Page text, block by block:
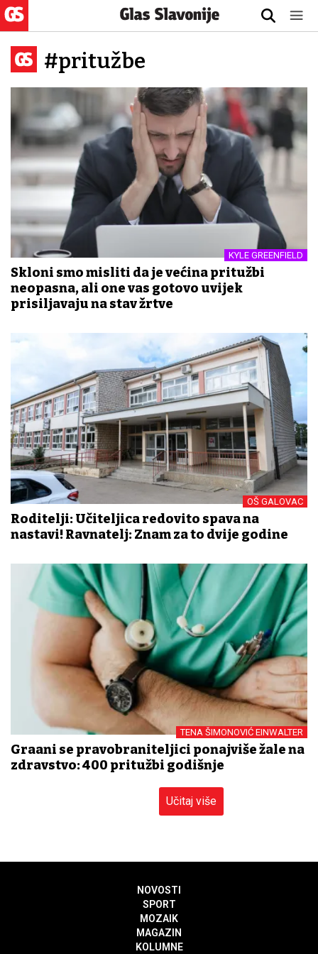
#pritužbe
KYLE GREENFIELD
Skloni smo misliti da je većina pritužbi
neopasna, ali one vas gotovo uvijek
prisiljavaju na stav žrtve
OŠ GALOVAC
Roditelji: Učiteljica redovito spava na
nastavi! Ravnatelj: Znam za to dvije godine
TENA ŠIMONOVIĆ EINWALTER
Građani se pravobraniteljici ponajviše žale na
zdravstvo: 400 pritužbi godišnje
Učitaj više
NOVOSTI
SPORT
MOZAIK
MAGAZIN
KOLUMNE